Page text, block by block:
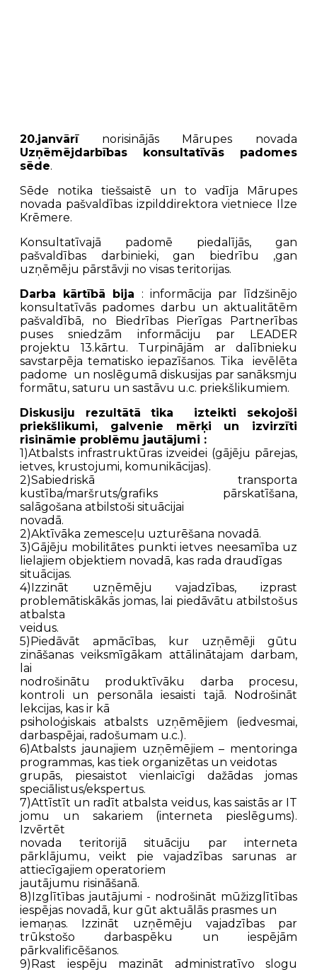
20.janvārīnorisinājās Mārupes novada
Uzņēmējdarbības konsultatīvās padomes
sēde.
Sēde notika tiešsaistē un to vadīja Mārupes
novada pašvaldības izpilddirektora vietniece Ilze
Krēmere.
Konsultatīvajā padomē piedalījās, gan
pašvaldības darbinieki, gan biedrību ,gan
uzņēmēju pārstāvji no visas teritorijas.
Darba kārtībā bija : informācija par līdzšinējo
konsultatīvās padomes darbu un aktualitātēm
pašvaldībā, no Biedrības Pierīgas Partnerības
puses sniedzām informāciju par LEADER
projektu 13.kārtu. Turpinājām ar dalībnieku
savstarpēja tematisko iepazīšanos. Tika ievēlēta
padome un noslēgumā diskusijas par sanāksmju
formātu, saturu un sastāvu u.c. priekšlikumiem.
Diskusiju rezultātā tika izteikti sekojoši
priekšlikumi, galvenie mērķi un izvirzīti
risināmie problēmu jautājumi :
1)Atbalsts infrastruktūras izveidei (gājēju pārejas,
ietves, krustojumi, komunikācijas).
2)Sabiedriskā transporta
kustība/maršruts/grafiks pārskatīšana,
salāgošana atbilstoši situācijai
novadā.
2)Aktīvāka zemesceļu uzturēšana novadā.
3)Gājēju mobilitātes punkti ietves neesamība uz
lielajiem objektiem novadā, kas rada draudīgas
situācijas.
4)Izzināt uzņēmēju vajadzības, izprast
problemātiskākās jomas, lai piedāvātu atbilstošus
atbalsta
veidus.
5)Piedāvāt apmācības, kur uzņēmēji gūtu
zināšanas veiksmīgākam attālinātajam darbam,
lai
nodrošinātu produktīvāku darba procesu,
kontroli un personāla iesaisti tajā. Nodrošināt
lekcijas, kas ir kā
psiholoģiskais atbalsts uzņēmējiem (iedvesmai,
darbaspējai, radošumam u.c.).
6)Atbalsts jaunajiem uzņēmējiem – mentoringa
programmas, kas tiek organizētas un veidotas
grupās, piesaistot vienlaicīgi dažādas jomas
speciālistus/ekspertus.
7)Attīstīt un radīt atbalsta veidus, kas saistās ar IT
jomu un sakariem (interneta pieslēgums).
Izvērtēt
novada teritorijā situāciju par interneta
pārklājumu, veikt pie vajadzības sarunas ar
attiecīgajiem operatoriem
jautājumu risināšanā.
8)Izglītības jautājumi - nodrošināt mūžizglītības
iespējas novadā, kur gūt aktuālās prasmes un
iemaņas. Izzināt uzņēmēju vajadzības par
trūkstošo darbaspēku un iespējām
pārkvalificēšanos.
9)Rast iespēju mazināt administratīvo slogu